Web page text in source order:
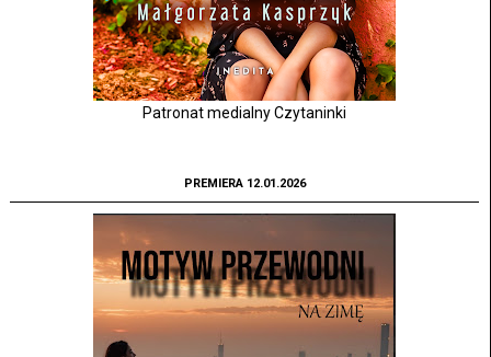
Patronat medialny Czytaninki
PREMIERA 12.01.2026